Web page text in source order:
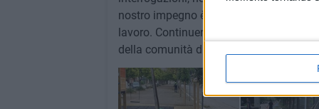
nostro impegno è quotidiano e
lavoro. Continueremo a operare con
della comunità di Trinitapoli.